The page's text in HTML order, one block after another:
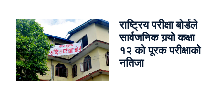
राष्ट्रिय परीक्षा बोर्डले
सार्वजनिक गर्‍यो कक्षा
१२ को पूरक परीक्षाको
नतिजा